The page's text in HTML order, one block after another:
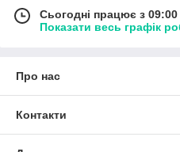
Сьогодні працює з
Показати весь графік
Про нас
Контакти